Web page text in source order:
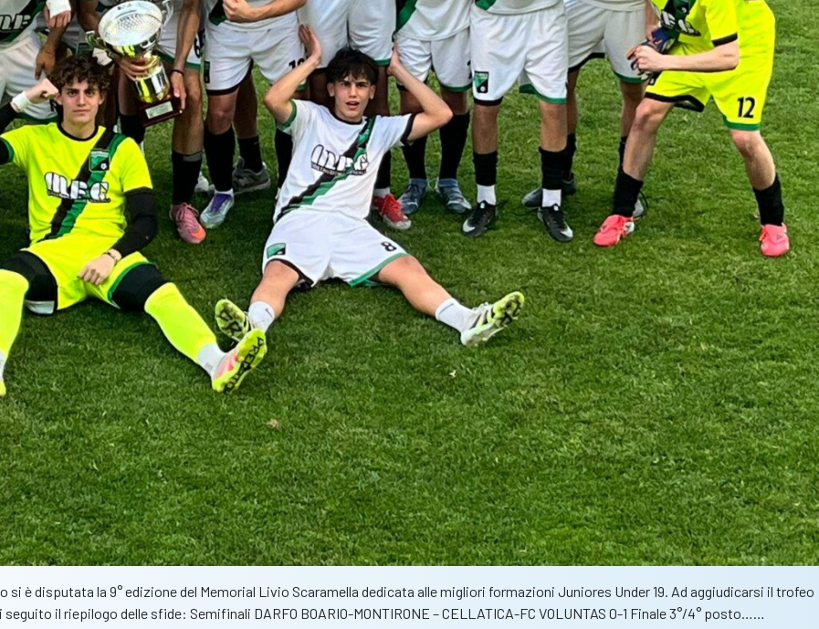
è disputata la 9° edizione del Memorial Livio Scaramella dedicata alle migliori formazioni Juniores Under 19. Ad aggiudicarsi il trofeo
il riepilogo delle sfide: Semifinali DARFO BOARIO-MONTIRONE – CELLATICA-FC VOLUNTAS 0-1 Finale 3°/4° posto……